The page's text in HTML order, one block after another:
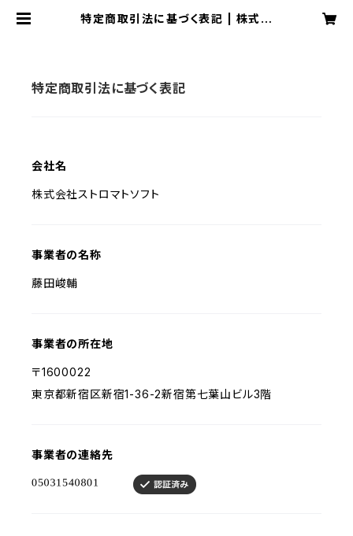
特定商取引法に基づく表記 | 株式会
特定商取引法に基づく表記
会社名
株式会社ストロマトソフト
事業者の名称
藤田峻輔
事業者の所在地
〒1600022
東京都新宿区新宿1-36-2新宿第七葉山ビル3階
事業者の連絡先